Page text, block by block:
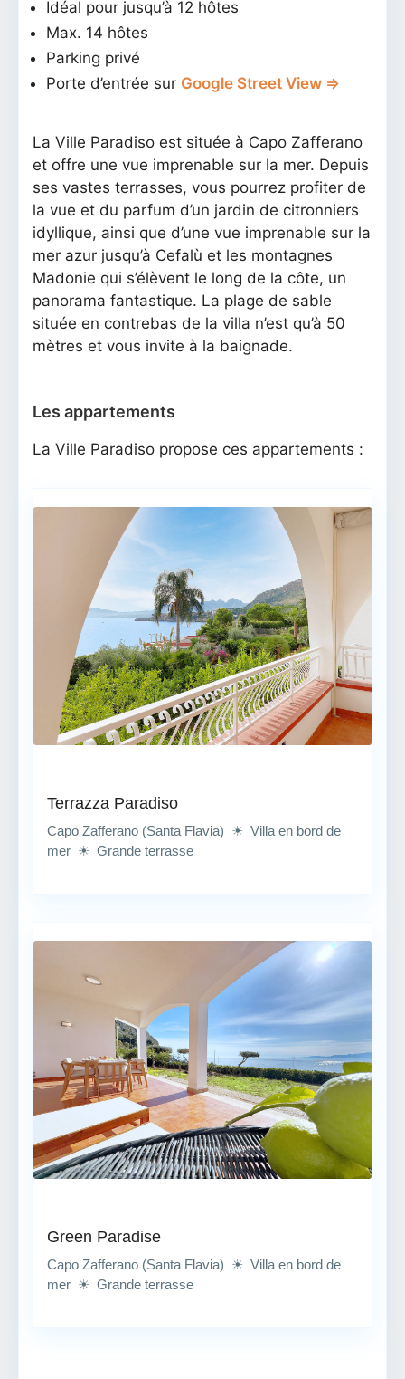
Idéal pour jusqu’à 12 hôtes
Max. 14 hôtes
Parking privé
Porte d’entrée sur Google Street View ⇒
La Ville Paradiso est située à Capo Zafferano
et offre une vue imprenable sur la mer. Depuis
ses vastes terrasses, vous pourrez profiter de
la vue et du parfum d’un jardin de citronniers
idyllique, ainsi que d’une vue imprenable sur la
mer azur jusqu’à Cefalù et les montagnes
Madonie qui s’élèvent le long de la côte, un
panorama fantastique. La plage de sable
située en contrebas de la villa n’est qu’à 50
mètres et vous invite à la baignade.
Les appartements
La Ville Paradiso propose ces appartements :
Terrazza Paradiso
Capo Zafferano (Santa Flavia) ☀ Villa en bord de
mer ☀ Grande terrasse
Green Paradise
Capo Zafferano (Santa Flavia) ☀ Villa en bord de
mer ☀ Grande terrasse